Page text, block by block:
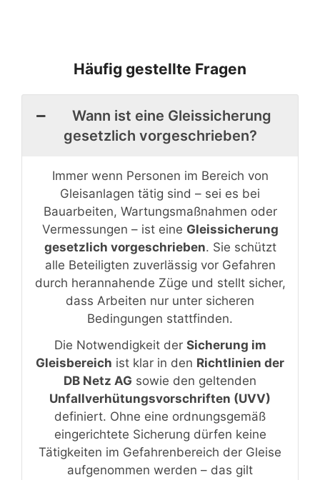
Häufig gestellte Fragen
Wann ist eine Gleissicherung
gesetzlich vorgeschrieben?
Immer wenn Personen im Bereich von
Gleisanlagen tätig sind – sei es bei
Bauarbeiten, Wartungsmaßnahmen oder
Vermessungen – ist eine Gleissicherung
gesetzlich vorgeschrieben. Sie schützt
alle Beteiligten zuverlässig vor Gefahren
durch herannahende Züge und stellt sicher,
dass Arbeiten nur unter sicheren
Bedingungen stattfinden.
Die Notwendigkeit der Sicherung im
Gleisbereich ist klar in den Richtlinien der
DB Netz AG sowie den geltenden
Unfallverhütungsvorschriften (UVV)
definiert. Ohne eine ordnungsgemäß
eingerichtete Sicherung dürfen keine
Tätigkeiten im Gefahrenbereich der Gleise
aufgenommen werden – das gilt